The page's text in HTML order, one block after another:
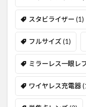
スタビライザー (1)
フルサイズ(1)
ミラーレス一眼レ
ワイヤレス充電器